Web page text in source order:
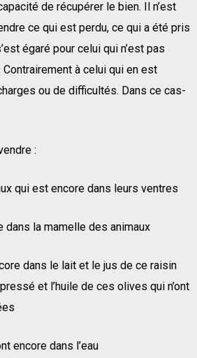
de récupérer le bien. Il n’est
ce qui est perdu, ce qui a été pris
égaré pour celui qui n’est pas
à celui qui en est
ou de difficultés. Dans ce cas-
:
qui est encore dans leurs ventres
dans la mamelle des animaux
dans le lait et le jus de ce raisin
et l’huile de ces olives qui n’ont
encore dans l’eau